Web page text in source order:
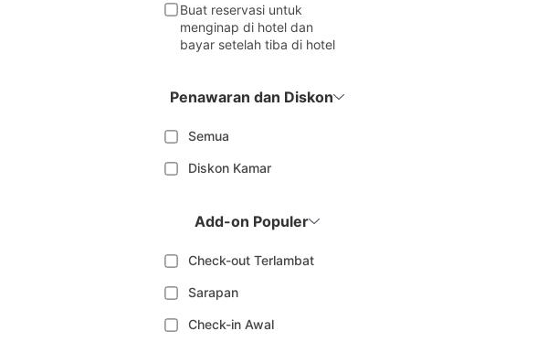
Buat reservasi untuk
menginap di hotel dan
bayar setelah tiba di hotel
Penawaran dan Diskon
Semua
Diskon Kamar
Add-on Populer
Check-out Terlambat
Sarapan
Check-in Awal